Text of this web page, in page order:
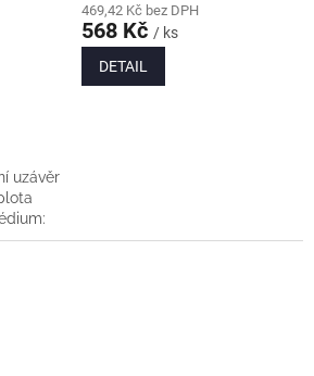
uzávěr
glykol
469,42 Kč bez DPH
568 Kč / ks
DETAIL